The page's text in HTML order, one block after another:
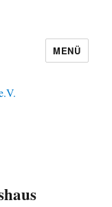
München
MENÜ